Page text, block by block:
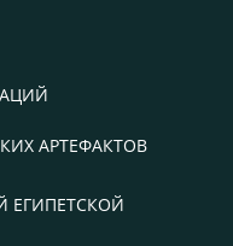
АРТЕФАКТОВ
ЕГИПЕТСКОЙ